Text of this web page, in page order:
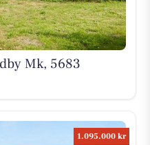
Mk, 5683
1.095.000 kr